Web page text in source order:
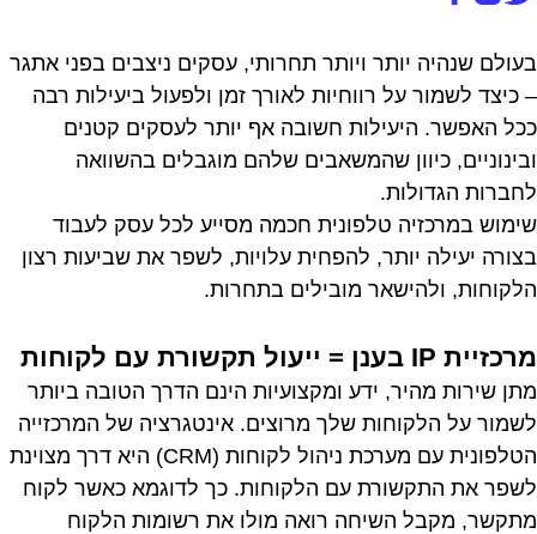
בעולם שנהיה יותר ויותר תחרותי, עסקים ניצבים בפני אתגר
– כיצד לשמור על רווחיות לאורך זמן ולפעול ביעילות רבה
ככל האפשר. היעילות חשובה אף יותר לעסקים קטנים
ובינוניים, כיוון שהמשאבים שלהם מוגבלים בהשוואה
לחברות הגדולות.
שימוש במרכזיה טלפונית חכמה מסייע לכל עסק לעבוד
בצורה יעילה יותר, להפחית עלויות, לשפר את שביעות רצון
הלקוחות, ולהישאר מובילים בתחרות.
מרכזיית IP בענן = ייעול תקשורת עם לקוחות
מתן שירות מהיר, ידע ומקצועיות הינם הדרך הטובה ביותר
לשמור על הלקוחות שלך מרוצים. אינטגרציה של המרכזייה
הטלפונית עם מערכת ניהול לקוחות (CRM) היא דרך מצוינת
לשפר את התקשורת עם הלקוחות. כך לדוגמא כאשר לקוח
מתקשר, מקבל השיחה רואה מולו את רשומות הלקוח